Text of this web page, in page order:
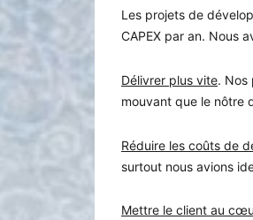
Les projets de
CAPEX par an. Nous
Délivrer plus vite. Nos
mouvant que le nôtre
Réduire les coûts de
surtout nous avions
Mettre le client au